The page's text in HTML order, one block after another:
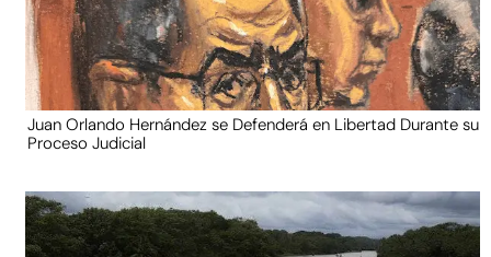
Juan Orlando Hernández se Defenderá en Libertad Durante su
Proceso Judicial